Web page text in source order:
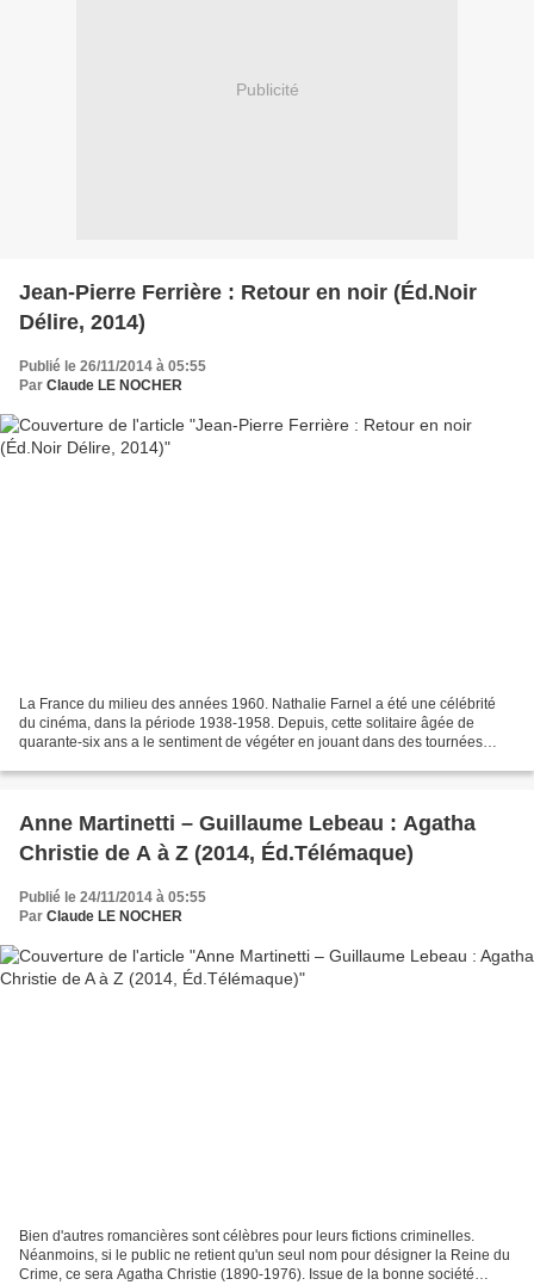
Publicité
Jean-Pierre Ferrière : Retour en noir (Éd.Noir
Délire, 2014)
Publié le 26/11/2014 à 05:55
Par Claude LE NOCHER
La France du milieu des années 1960. Nathalie Farnel a été une célébrité
du cinéma, dans la période 1938-1958. Depuis, cette solitaire âgée de
quarante-six ans a le sentiment de végéter en jouant dans des tournées
Anne Martinetti – Guillaume Lebeau : Agatha
Christie de A à Z (2014, Éd.Télémaque)
Publié le 24/11/2014 à 05:55
Par Claude LE NOCHER
Bien d'autres romancières sont célèbres pour leurs fictions criminelles.
Néanmoins, si le public ne retient qu'un seul nom pour désigner la Reine du
Crime, ce sera Agatha Christie (1890-1976). Issue de la bonne société